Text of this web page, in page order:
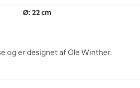
Ø: 22 cm
og er designet af Ole Winther.